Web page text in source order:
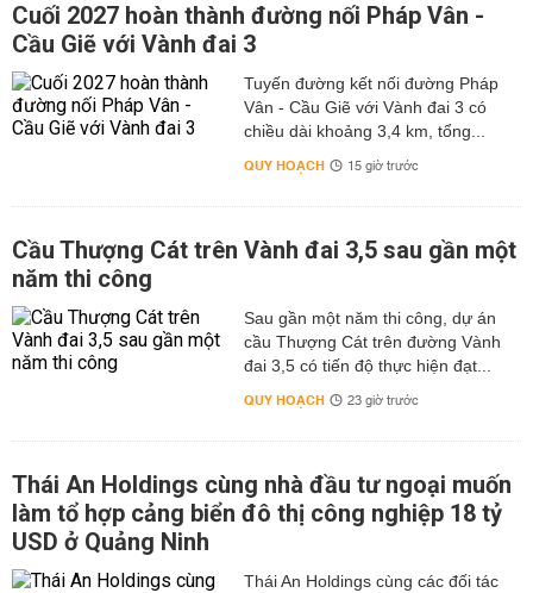
Cuối 2027 hoàn thành đường nối Pháp Vân -
Cầu Giẽ với Vành đai 3
Tuyến đường kết nối đường Pháp
Vân - Cầu Giẽ với Vành đai 3 có
chiều dài khoảng 3,4 km, tổng...
QUY HOẠCH 15 giờ trước
Cầu Thượng Cát trên Vành đai 3,5 sau gần một
năm thi công
Sau gần một năm thi công, dự án
cầu Thượng Cát trên đường Vành
đai 3,5 có tiến độ thực hiện đạt...
QUY HOẠCH 23 giờ trước
Thái An Holdings cùng nhà đầu tư ngoại muốn
làm tổ hợp cảng biển đô thị công nghiệp 18 tỷ
USD ở Quảng Ninh
Thái An Holdings cùng các đối tác